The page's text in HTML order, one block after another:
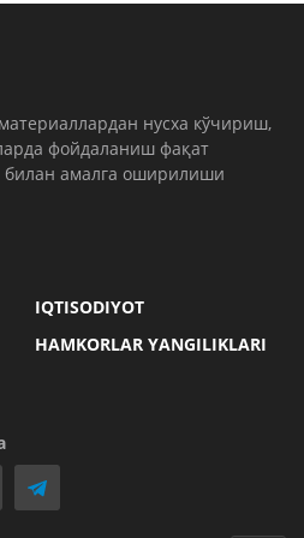
нусха кўчириш,
фойдаланиш фақат
билан амалга оширилиши
IQTISODIYOT
HAMKORLAR YANGILIKLARI